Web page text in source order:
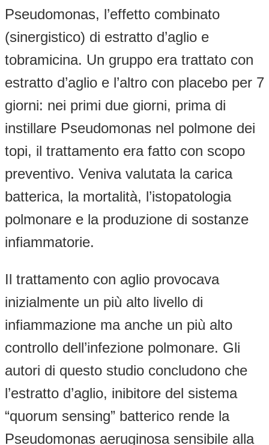
Pseudomonas, l’effetto combinato
(sinergistico) di estratto d’aglio e
tobramicina. Un gruppo era trattato con
estratto d’aglio e l’altro con placebo per 7
giorni: nei primi due giorni, prima di
instillare Pseudomonas nel polmone dei
topi, il trattamento era fatto con scopo
preventivo. Veniva valutata la carica
batterica, la mortalità, l’istopatologia
polmonare e la produzione di sostanze
infiammatorie.
Il trattamento con aglio provocava
inizialmente un più alto livello di
infiammazione ma anche un più alto
controllo dell’infezione polmonare. Gli
autori di questo studio concludono che
l’estratto d’aglio, inibitore del sistema
“quorum sensing” batterico rende la
Pseudomonas aeruginosa sensibile alla